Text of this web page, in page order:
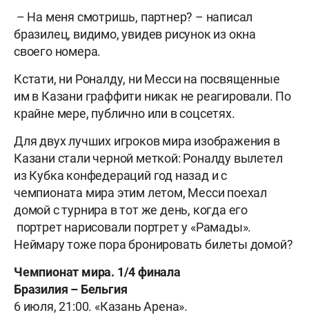
– На меня смотришь, партнер? – написал
бразилец, видимо, увидев рисунок из окна
своего номера.
Кстати, ни Роналду, ни Месси на посвященные
им в Казани граффити никак не реагировали. По
крайне мере, публично или в соцсетях.
Для двух лучших игроков мира изображения в
Казани стали черной меткой: Роналду вылетел
из Кубка конфедераций год назад и с
чемпионата мира этим летом, Месси поехал
домой с турнира в тот же день, когда его
портрет нарисовали портрет у «Рамады».
Неймару тоже пора бронировать билеты домой?
Чемпионат мира. 1/4 финала
Бразилия – Бельгия
6 июля, 21:00. «Казань Арена».